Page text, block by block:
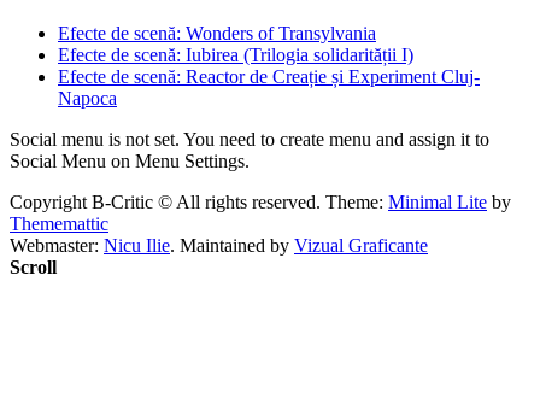
Efecte de scenă: Wonders of Transylvania
Efecte de scenă: Iubirea (Trilogia solidarității I)
Efecte de scenă: Reactor de Creație și Experiment Cluj-
Napoca
Social menu is not set. You need to create menu and assign it to
Social Menu on Menu Settings.
Copyright B-Critic © All rights reserved. Theme: Minimal Lite by
Thememattic
Webmaster: Nicu Ilie. Maintained by Vizual Graficante
Scroll